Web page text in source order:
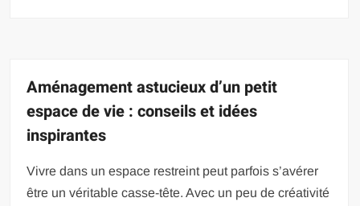
Aménagement astucieux d’un petit
espace de vie : conseils et idées
inspirantes
Vivre dans un espace restreint peut parfois s’avérer
être un véritable casse-tête. Avec un peu de créativité